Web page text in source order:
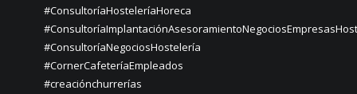
#ConsultoríaHosteleríaHoreca
#ConsultoríaNegociosHostelería
#CornerCafeteríaEmpleados
#creaciónchurrerías